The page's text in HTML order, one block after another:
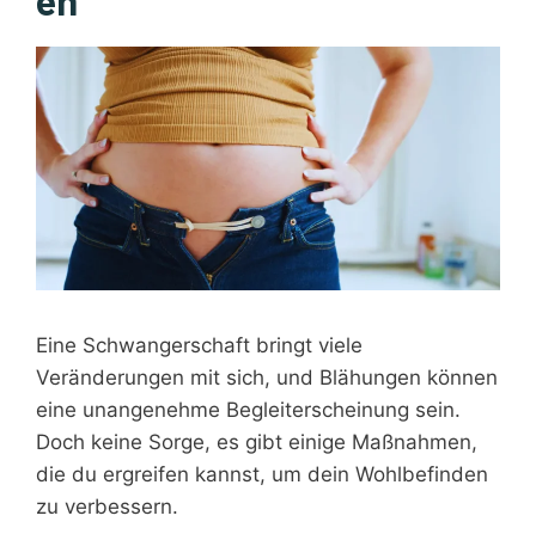
Eine Schwangerschaft bringt viele
Veränderungen mit sich, und Blähungen können
eine unangenehme Begleiterscheinung sein.
Doch keine Sorge, es gibt einige Maßnahmen,
die du ergreifen kannst, um dein Wohlbefinden
zu verbessern.